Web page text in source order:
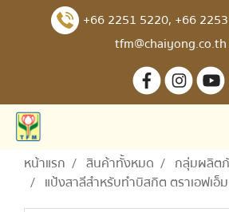
+66 2251 5220, +66
tfm@chaiyong.co.th
หน้าแรก สินค้าทั้งหมด
กลุ่มผลิต
แป้งสาลีสำหรับทำบิสกิต ตราเอฟเอ็ม